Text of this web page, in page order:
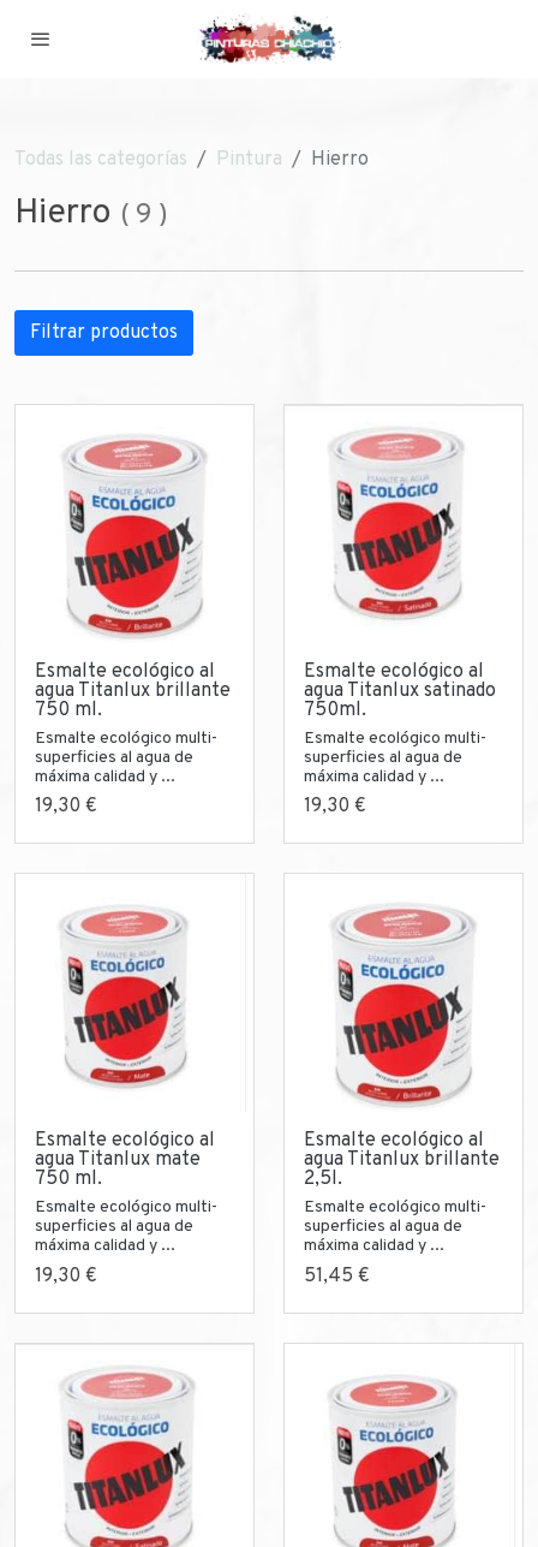
Todas las categorías Pintura Hierro
Hierro ( 9 )
Filtrar productos
Esmalte ecológico al
agua Titanlux brillante
750 ml.
Esmalte ecológico multi-
superficies al agua de
máxima calidad y ...
19,30 €
Esmalte ecológico al
agua Titanlux satinado
750ml.
Esmalte ecológico multi-
superficies al agua de
máxima calidad y ...
19,30 €
Esmalte ecológico al
agua Titanlux mate
750 ml.
Esmalte ecológico multi-
superficies al agua de
máxima calidad y ...
19,30 €
Esmalte ecológico al
agua Titanlux brillante
2,5l.
Esmalte ecológico multi-
superficies al agua de
máxima calidad y ...
51,45 €